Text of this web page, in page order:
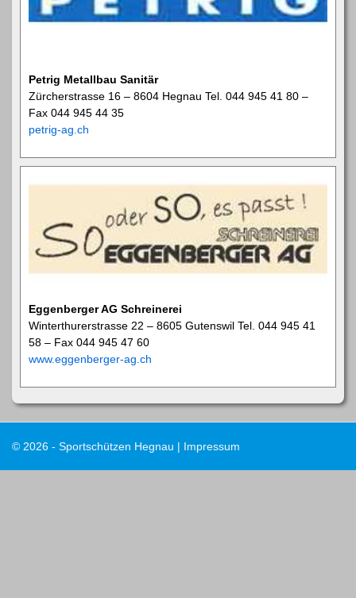
Petrig Metallbau Sanitär
Zürcherstrasse 16 – 8604 Hegnau Tel. 044 945 41 80 –
Fax 044 945 44 35
petrig-ag.ch
Eggenberger AG Schreinerei
Winterthurerstrasse 22 – 8605 Gutenswil Tel. 044 945 41
58 – Fax 044 945 47 60
www.eggenberger-ag.ch
© 2026 - Sportschützen Hegnau | Impressum